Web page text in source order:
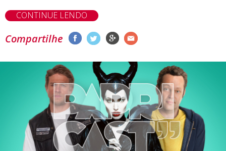
CONTINUE LENDO
Compartilhe